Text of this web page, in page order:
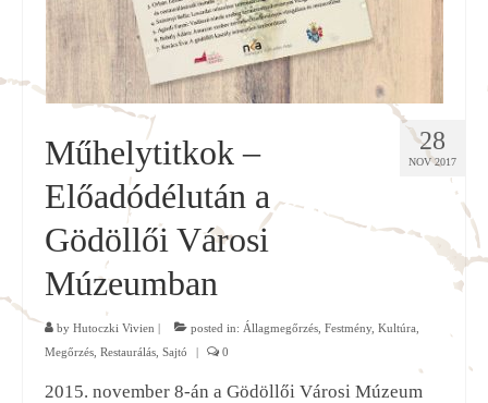
28
NOV 2017
Műhelytitkok –
Előadódélután a
Gödöllői Városi
Múzeumban
by Hutoczki Vivien | posted in: Állagmegőrzés Festmény, Kultúra
Megőrzés Restaurálás Sajtó | 0
2015. november 8-án a Gödöllői Városi Múzeum